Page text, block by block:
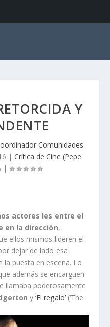
Y
Comunidades
| Crítica de Cine (Pepe
|
actores les entre el
en la dirección,
ellos mismos lideren el
dejar de lado esa
la puesta en escena. Lo
además se encarguen
llamaba poderosamente
y‘El regalo’ (‘The